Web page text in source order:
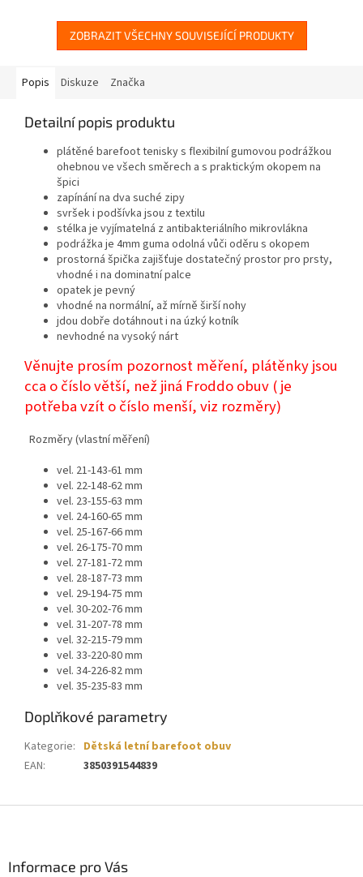
ZOBRAZIT VŠECHNY SOUVISEJÍCÍ PRODUKTY
Popis Diskuze Značka
Detailní popis produktu
plátěné barefoot tenisky s flexibilní gumovou podrážkou
ohebnou ve všech směrech a s praktickým okopem na
špici
zapínání na dva suché zipy
svršek i podšívka jsou z textilu
stélka je vyjímatelná z antibakteriálního mikrovlákna
podrážka je 4mm guma odolná vůči oděru s okopem
prostorná špička zajišťuje dostatečný prostor pro prsty,
vhodné i na dominatní palce
opatek je pevný
vhodné na normální, až mírně širší nohy
jdou dobře dotáhnout i na úzký kotník
nevhodné na vysoký nárt
Věnujte prosím pozornost měření, plátěnky jsou
cca o číslo větší, než jiná Froddo obuv ( je
potřeba vzít o číslo menší, viz rozměry)
Rozměry (vlastní měření)
vel. 21-143-61 mm
vel. 22-148-62 mm
vel. 23-155-63 mm
vel. 24-160-65 mm
vel. 25-167-66 mm
vel. 26-175-70 mm
vel. 27-181-72 mm
vel. 28-187-73 mm
vel. 29-194-75 mm
vel. 30-202-76 mm
vel. 31-207-78 mm
vel. 32-215-79 mm
vel. 33-220-80 mm
vel. 34-226-82 mm
vel. 35-235-83 mm
Doplňkové parametry
Kategorie: Dětská letní barefoot obuv
EAN: 3850391544839
Informace pro Vás